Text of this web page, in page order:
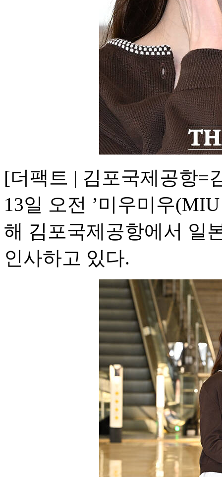
[더팩트 | 김포국제공항=
13일 오전 ’미우미우
해 김포국제공항에서 일
인사하고 있다.